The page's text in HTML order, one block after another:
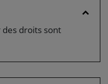
des droits sont